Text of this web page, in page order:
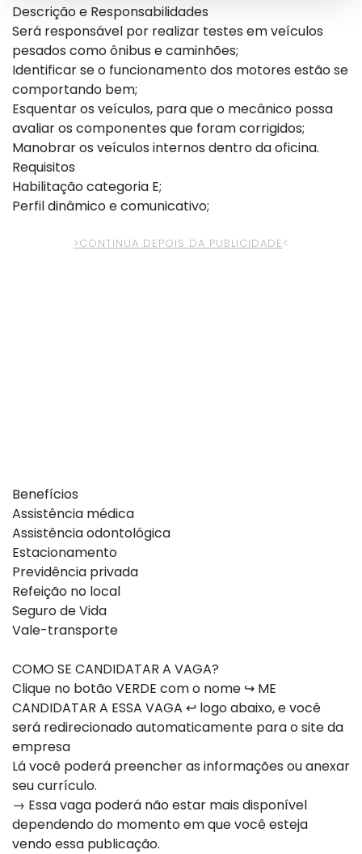
Descrição e Responsabilidades
Será responsável por realizar testes em veículos
pesados como ônibus e caminhões;
Identificar se o funcionamento dos motores estão se
comportando bem;
Esquentar os veículos, para que o mecânico possa
avaliar os componentes que foram corrigidos;
Manobrar os veículos internos dentro da oficina.
Requisitos
Habilitação categoria E;
Perfil dinâmico e comunicativo;
>CONTINUA DEPOIS DA PUBLICIDADE<
Benefícios
Assistência médica
Assistência odontológica
Estacionamento
Previdência privada
Refeição no local
Seguro de Vida
Vale-transporte
COMO SE CANDIDATAR A VAGA?
Clique no botão VERDE com o nome ↪ ME
CANDIDATAR A ESSA VAGA ↩ logo abaixo, e você
será redirecionado automaticamente para o site da
empresa
Lá você poderá preencher as informações ou anexar
seu currículo.
→ Essa vaga poderá não estar mais disponível
dependendo do momento em que você esteja
vendo essa publicação.